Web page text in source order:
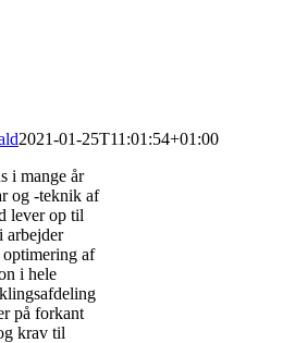
2021-01-25T11:01:54+01:00
i mange år
og -teknik af
lever op til
arbejder
af
i hele
på forkant
krav til